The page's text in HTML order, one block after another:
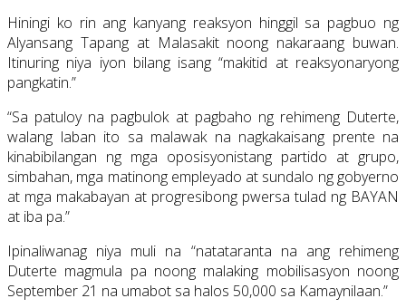
Hiningi ko rin ang kanyang reaksyon hinggil sa pagbuo ng
Alyansang Tapang at Malasakit noong nakaraang buwan.
Itinuring niya iyon bilang isang “makitid at reaksyonaryong
pangkatin.”
“Sa patuloy na pagbulok at pagbaho ng rehimeng Duterte,
walang laban ito sa malawak na nagkakaisang prente na
kinabibilangan ng mga oposisyonistang partido at grupo,
simbahan, mga matinong empleyado at sundalo ng gobyerno
at mga makabayan at progresibong pwersa tulad ng BAYAN
at iba pa.”
Ipinaliwanag niya muli na “natataranta na ang rehimeng
Duterte magmula pa noong malaking mobilisasyon noong
September 21 na umabot sa halos 50,000 sa Kamaynilaan.”